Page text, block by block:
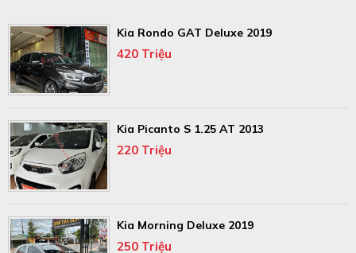
Kia Rondo GAT Deluxe 2019
420 Triệu
Kia Picanto S 1.25 AT 2013
220 Triệu
Kia Morning Deluxe 2019
250 Triệu